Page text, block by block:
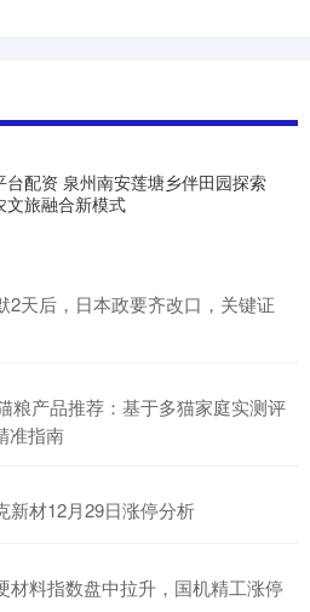
台配资 泉州南安莲塘乡伴田园探索
文旅融合新模式
2天后，日本政要齐改口，关键证
粮产品推荐：基于多猫家庭实测评
准指南
新材12月29日涨停分析
材料指数盘中拉升，国机精工涨停